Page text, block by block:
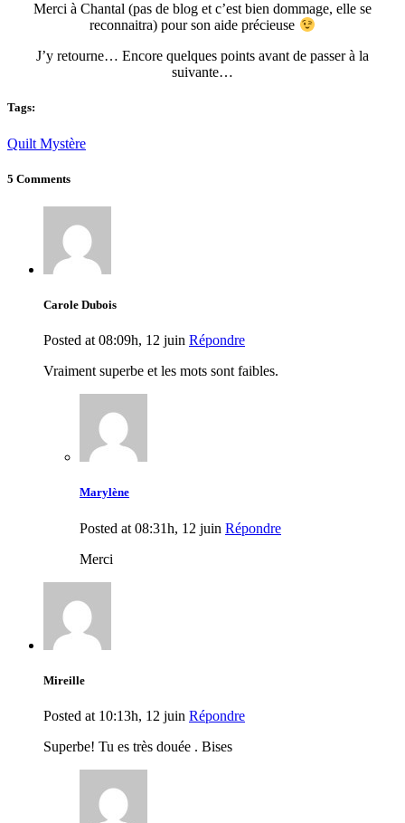
Merci à Chantal (pas de blog et c’est bien dommage, elle se
reconnaitra) pour son aide précieuse
J’y retourne… Encore quelques points avant de passer à la
suivante…
Tags:
Quilt Mystère
5 Comments
Carole Dubois
Posted at 08:09h, 12 juin Répondre
Vraiment superbe et les mots sont faibles.
Marylène
Posted at 08:31h, 12 juin Répondre
Merci
Mireille
Posted at 10:13h, 12 juin Répondre
Superbe! Tu es très douée . Bises